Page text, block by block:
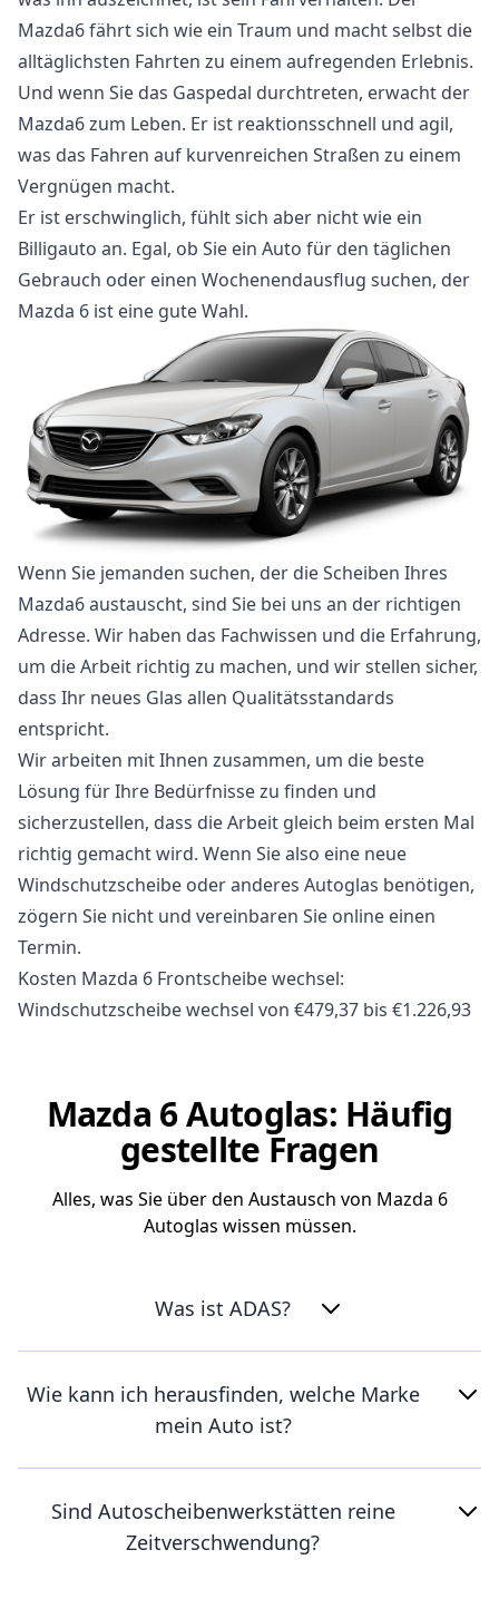
Mazda6 fährt sich wie ein Traum und macht selbst die
alltäglichsten Fahrten zu einem aufregenden Erlebnis.
Und wenn Sie das Gaspedal durchtreten, erwacht der
Mazda6 zum Leben. Er ist reaktionsschnell und agil,
was das Fahren auf kurvenreichen Straßen zu einem
Vergnügen macht.
Er ist erschwinglich, fühlt sich aber nicht wie ein
Billigauto an. Egal, ob Sie ein Auto für den täglichen
Gebrauch oder einen Wochenendausflug suchen, der
Mazda 6 ist eine gute Wahl.
Wenn Sie jemanden suchen, der die Scheiben Ihres
Mazda6 austauscht, sind Sie bei uns an der richtigen
Adresse. Wir haben das Fachwissen und die Erfahrung,
um die Arbeit richtig zu machen, und wir stellen sicher,
dass Ihr neues Glas allen Qualitätsstandards
entspricht.
Wir arbeiten mit Ihnen zusammen, um die beste
Lösung für Ihre Bedürfnisse zu finden und
sicherzustellen, dass die Arbeit gleich beim ersten Mal
richtig gemacht wird. Wenn Sie also eine neue
Windschutzscheibe oder anderes Autoglas benötigen,
zögern Sie nicht und vereinbaren Sie online einen
Termin.
Kosten Mazda 6 Frontscheibe wechsel:
Windschutzscheibe wechsel von €479,37 bis €1.226,93
Mazda 6 Autoglas: Häufig
gestellte Fragen
Alles, was Sie über den Austausch von Mazda 6
Autoglas wissen müssen.
Was ist ADAS?
Wie kann ich herausfinden, welche Marke
mein Auto ist?
Sind Autoscheibenwerkstätten reine
Zeitverschwendung?